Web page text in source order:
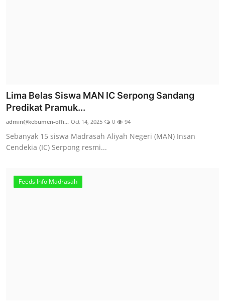
Lima Belas Siswa MAN IC Serpong Sandang
Predikat Pramuk...
admin@kebumen-offi... Oct 14, 2025 0 94
Sebanyak 15 siswa Madrasah Aliyah Negeri (MAN) Insan
Cendekia (IC) Serpong resmi...
Feeds Info Madrasah